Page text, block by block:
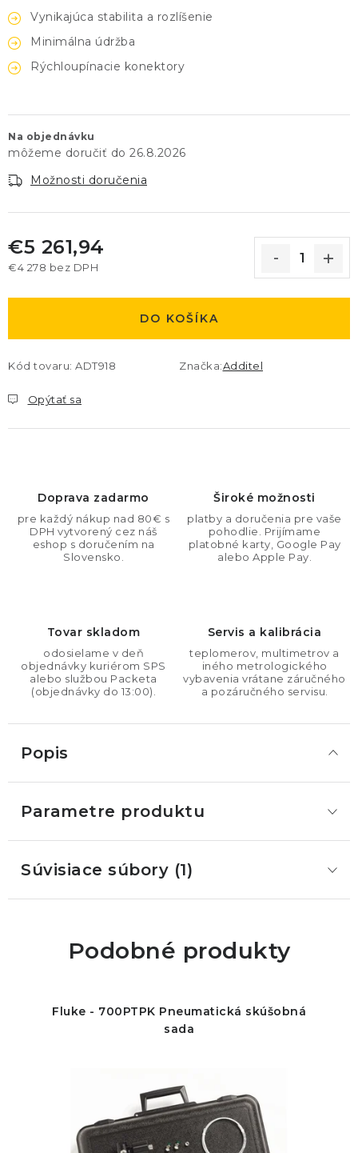
Vynikajúca stabilita a rozlíšenie
Minimálna údržba
Rýchloupínacie konektory
Na objednávku
26.8.2026
Možnosti doručenia
€5 261,94
€4 278 bez DPH
DO KOŠÍKA
Kód tovaru: ADT918 Značka:Additel
Opýtať sa
Doprava zadarmo
pre každý nákup nad 80€ s
DPH vytvorený cez náš
eshop s doručením na
Slovensko.
Široké možnosti
platby a doručenia pre vaše
pohodlie. Prijímame
platobné karty, Google Pay
alebo Apple Pay.
Tovar skladom
odosielame v deň
objednávky kuriérom SPS
alebo službou Packeta
(objednávky do 13:00).
Servis a kalibrácia
teplomerov, multimetrov a
iného metrologického
vybavenia vrátane záručného
a pozáručného servisu.
Popis
Parametre produktu
Súvisiace súbory (1)
Podobné produkty
Fluke - 700PTPK Pneumatická skúšobná
sada